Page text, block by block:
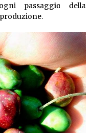
passaggio della